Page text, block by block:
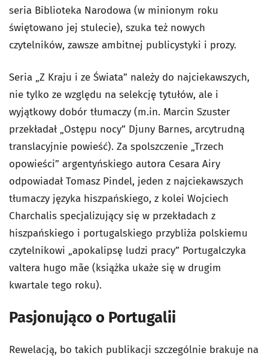
seria Biblioteka Narodowa (w minionym roku
świętowano jej stulecie), szuka też nowych
czytelników, zawsze ambitnej publicystyki i prozy.
Seria „Z Kraju i ze Świata” należy do najciekawszych,
nie tylko ze względu na selekcję tytułów, ale i
wyjątkowy dobór tłumaczy (m.in. Marcin Szuster
przekładał „Ostępu nocy” Djuny Barnes, arcytrudną
translacyjnie powieść). Za spolszczenie „Trzech
opowieści” argentyńskiego autora Cesara Airy
odpowiadał Tomasz Pindel, jeden z najciekawszych
tłumaczy języka hiszpańskiego, z kolei Wojciech
Charchalis specjalizujący się w przekładach z
hiszpańskiego i portugalskiego przybliża polskiemu
czytelnikowi „apokalipsę ludzi pracy” Portugalczyka
valtera hugo mãe (książka ukaże się w drugim
kwartale tego roku).
Pasjonująco o Portugalii
Rewelacją, bo takich publikacji szczególnie brakuje na